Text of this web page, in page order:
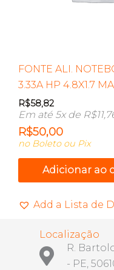
FONTE ALI.
3.33A HP 4.8X1.7
R$58,82
Em até 5x de R$
R$50,00
no Boleto ou Pix
Adicionar ao
Add a Lista de
Localização
R.
- PE,